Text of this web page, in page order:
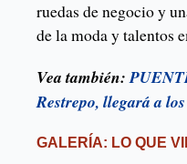
ruedas de negocio y
de la moda y talentos
Vea también:
Restrepo, llegará a
GALERÍA: LO QUE